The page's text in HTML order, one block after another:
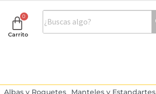
Carrito
Albas y Roquetes Manteles y Estandartes